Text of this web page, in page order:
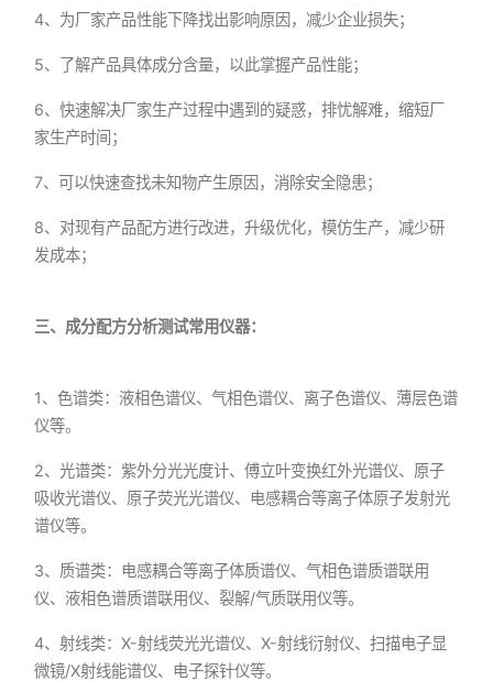
4、为厂家产品性能下降找出影响原因，减少企业损失；
5、了解产品具体成分含量，以此掌握产品性能；
6、快速解决厂家生产过程中遇到的疑惑，排忧解难，缩短厂
家生产时间；
7、可以快速查找未知物产生原因，消除安全隐患；
8、对现有产品配方进行改进，升级优化，模仿生产，减少研
发成本；
三、成分配方分析测试常用仪器：
1、色谱类：液相色谱仪、气相色谱仪、离子色谱仪、薄层色谱
仪等。
2、光谱类：紫外分光光度计、傅立叶变换红外光谱仪、原子
吸收光谱仪、原子荧光光谱仪、电感耦合等离子体原子发射光
谱仪等。
3、质谱类：电感耦合等离子体质谱仪、气相色谱质谱联用
仪、液相色谱质谱联用仪、裂解/气质联用仪等。
4、射线类：X-射线荧光光谱仪、X-射线衍射仪、扫描电子显
微镜/X射线能谱仪、电子探针仪等。